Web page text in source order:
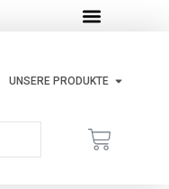
UNSERE PRODUKTE